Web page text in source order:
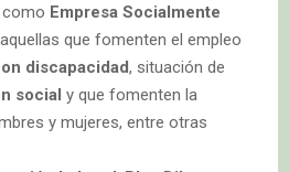
Empresa Socialmente
que fomenten el empleo
discapacidad, situación de
social y que fomenten la
y mujeres, entre otras